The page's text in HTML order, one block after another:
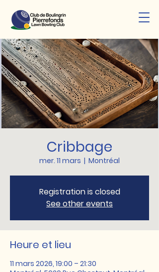
Cribbage
mer. 11 mars
  |
Montréal
Registration is closed
See other events
Heure et lieu
11 mars 2026, 19:00 – 21:30